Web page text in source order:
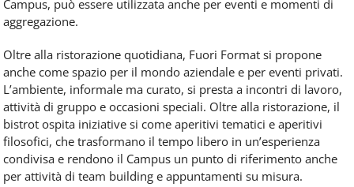
Campus, può essere utilizzata anche per eventi e momenti di
aggregazione.
Oltre alla ristorazione quotidiana, Fuori Format si propone
anche come spazio per il mondo aziendale e per eventi privati.
L’ambiente, informale ma curato, si presta a incontri di lavoro,
attività di gruppo e occasioni speciali. Oltre alla ristorazione, il
bistrot ospita iniziative si come aperitivi tematici e aperitivi
filosofici, che trasformano il tempo libero in un’esperienza
condivisa e rendono il Campus un punto di riferimento anche
per attività di team building e appuntamenti su misura.